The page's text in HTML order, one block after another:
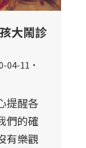
大鬧診
04-11
提醒各
們的確
有樂觀